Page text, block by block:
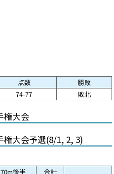
点数
勝敗
74-77 敗北
権大会
権大会予選(8/1, 2, 3)
70m後半 合計